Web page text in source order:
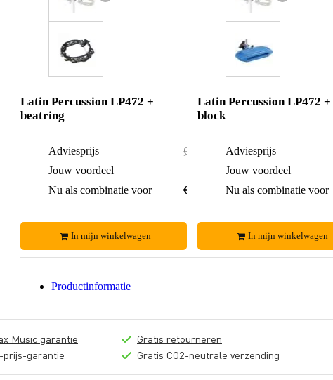
Latin Percussion LP472 +
beatring
Adviesprijs
€ 121,-
Jouw voordeel
Nu als combinatie voor
€ 119,-
In mijn winkelwagen
Latin Percussion LP472
block
Adviesprijs
Jouw voordeel
Nu als combinatie voor
In mijn winkelwagen
Productinformatie
Music garantie
prijs-garantie
Gratis retourneren
Gratis CO2-neutrale verzending